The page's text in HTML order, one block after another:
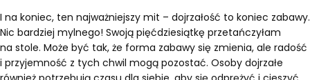
I na koniec, ten najważniejszy mit – dojrzałość to koniec zabawy.
Nic bardziej mylnego! Swoją pięćdziesiątkę przetańczyłam
na stole. Może być tak, że forma zabawy się zmienia, ale radość
i przyjemność z tych chwil mogą pozostać. Osoby dojrzałe